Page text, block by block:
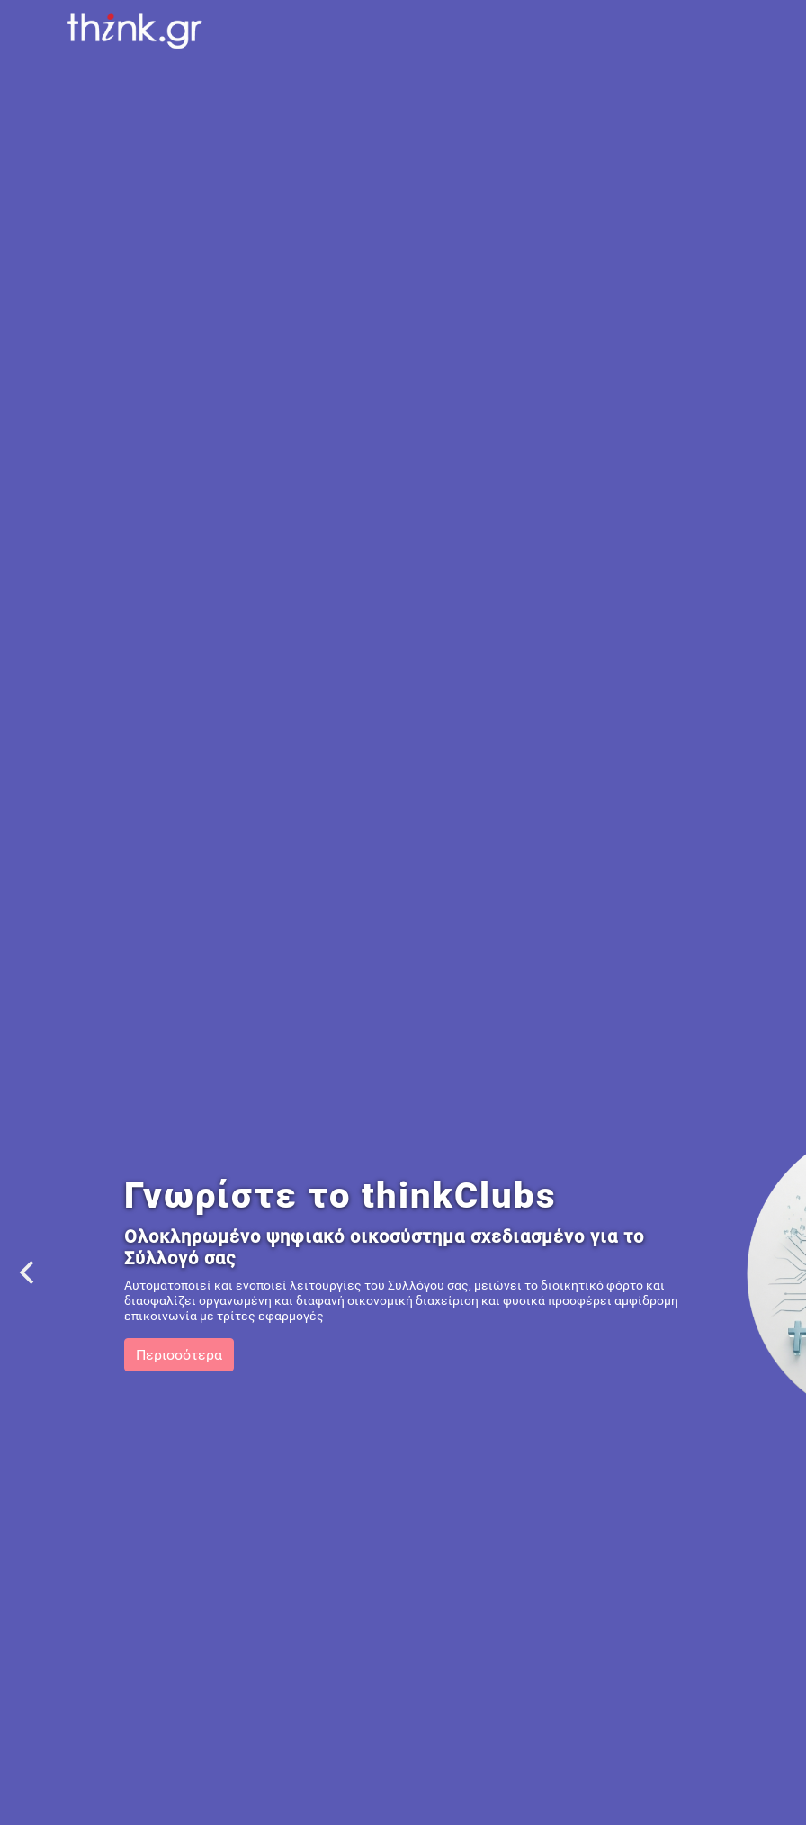
«Νευρικό Σύστημα» του
Ιατρείου σας.
Από τη γραφειοκρατία στην αυτοματοποίηση. Μια custom
λύση 360° που ενώνει τον Ιατρό με τον Ασθενή, σε
χρόνο.
Στην think.gr AE, δεν χτίσαμε απλώς άλλο ένα software. Δημιουργήσαμε το πληρέστερο ψηφιακό
οικοσύστημα για τον σύγχρονο ιατρό, μετατρέποντας τις σύνθετες διοικητικές διαδικασίες σε